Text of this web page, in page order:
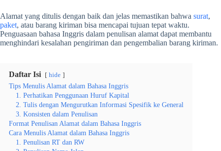
Alamat yang ditulis dengan baik dan jelas memastikan bahwa surat,
paket, atau barang kiriman bisa mencapai tujuan tepat waktu.
Penguasaan bahasa Inggris dalam penulisan alamat dapat membantu
menghindari kesalahan pengiriman dan pengembalian barang kiriman.
Daftar Isi hide
Tips Menulis Alamat dalam Bahasa Inggris
1. Perhatikan Penggunaan Huruf Kapital
2. Tulis dengan Mengurutkan Informasi Spesifik ke General
3. Konsisten dalam Penulisan
Format Penulisan Alamat dalam Bahasa Inggris
Cara Menulis Alamat dalam Bahasa Inggris
1. Penulisan RT dan RW